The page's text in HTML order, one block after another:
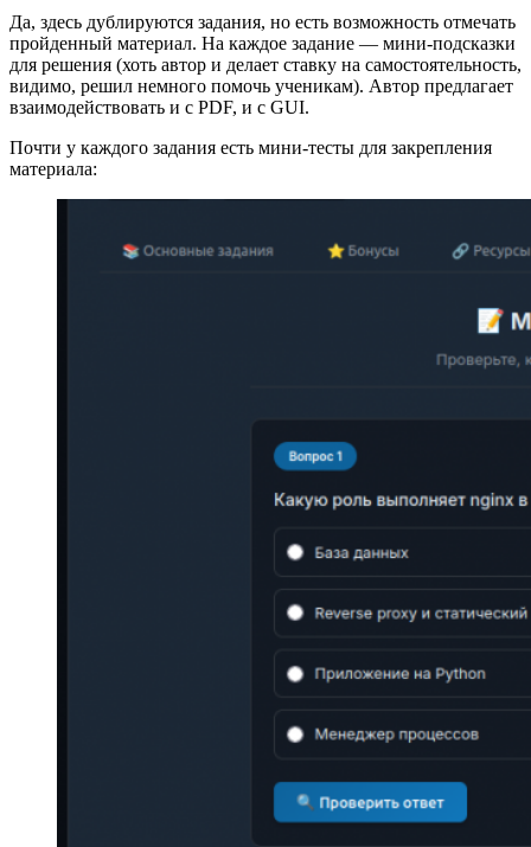
Да, здесь дублируются задания, но есть возможность отмечать
пройденный материал. На каждое задание — мини-подсказки
для решения (хоть автор и делает ставку на самостоятельность,
видимо, решил немного помочь ученикам). Автор предлагает
взаимодействовать и с PDF, и с GUI.
Почти у каждого задания есть мини-тесты для закрепления
материала: